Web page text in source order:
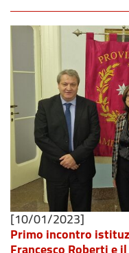
[10/01/2023]
Primo incontro